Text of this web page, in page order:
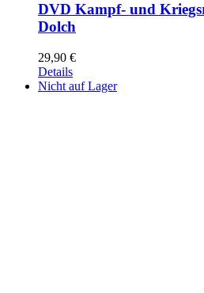
DVD Kampf- und
Dolch
29,90 €
Details
Nicht auf Lager